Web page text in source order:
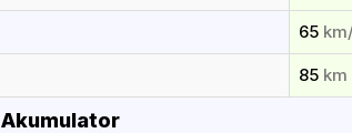
65
85 km
Akumulator